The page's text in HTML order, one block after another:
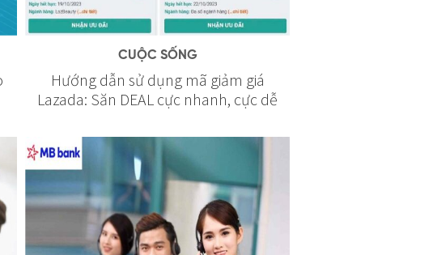
CUỘC SỐNG
Hướng dẫn sử dụng mã giảm giá
Lazada: Săn DEAL cực nhanh, cực dễ